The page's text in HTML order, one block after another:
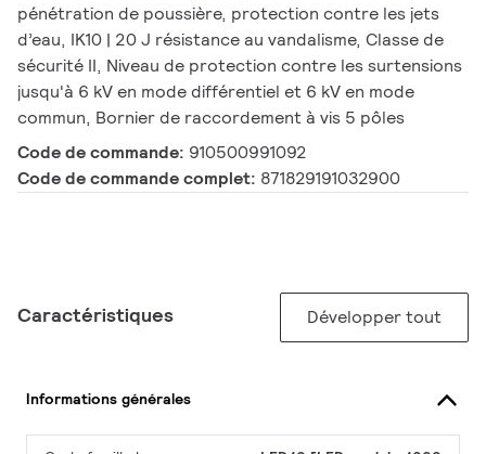
pénétration de poussière, protection contre les jets
d’eau, IK10 | 20 J résistance au vandalisme, Classe de
sécurité II, Niveau de protection contre les surtensions
jusqu'à 6 kV en mode différentiel et 6 kV en mode
commun, Bornier de raccordement à vis 5 pôles
Code de commande: 910500991092
Code de commande complet: 871829191032900
Caractéristiques Développer tout
Informations générales